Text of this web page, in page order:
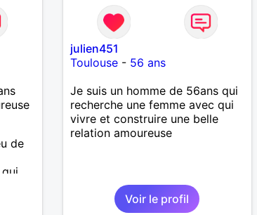
de
julien451
Toulouse- 56 ans
Je suis un homme de 56ans qui
recherche une femme avec qui
vivre et construire une belle
relation amoureuse
Voir le profil